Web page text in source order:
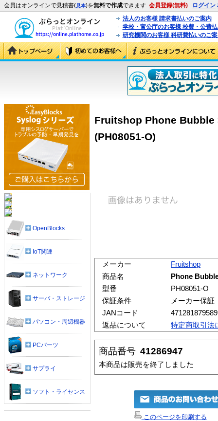
会員はオンラインで見積書(見本)を無料で作成できます 会員登録(無料) ログイン
法人のお客様 請求書払いのご案内
学校・官公庁のお客様 校費・公費
研究機関のお客様 科研費払いのご
Fruitshop Phone Bubble
(PH08051-O)
メーカー
Fruitshop
商品名
Phone
型番
PH08051-O
保証条件
メーカー保証
JANコード
返品について
特定商取引法
商品番号 41286947
本商品は販売を終了しました
このページを印刷する
OpenBlocks
IoT関連
ネットワーク
サーバ・ストレージ
パソコン・周辺機器
PCパーツ
サプライ
ソフト・ライセンス